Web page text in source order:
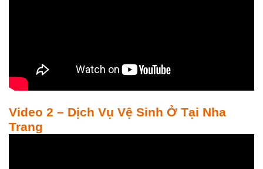
Video 2 – Dịch Vụ Vệ Sinh Ở Tại Nha
Trang